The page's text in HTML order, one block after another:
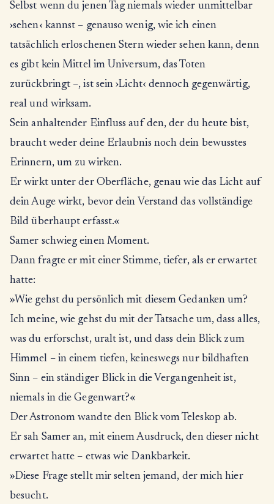
Selbst wenn du jenen Tag niemals wieder unmittelbar
›sehen‹ kannst – genauso wenig, wie ich einen
tatsächlich erloschenen Stern wieder sehen kann, denn
es gibt kein Mittel im Universum, das Toten
zurückbringt –, ist sein ›Licht‹ dennoch gegenwärtig,
real und wirksam.
Sein anhaltender Einfluss auf den, der du heute bist,
braucht weder deine Erlaubnis noch dein bewusstes
Erinnern, um zu wirken.
Er wirkt unter der Oberfläche, genau wie das Licht auf
dein Auge wirkt, bevor dein Verstand das vollständige
Bild überhaupt erfasst.«
Samer schwieg einen Moment.
Dann fragte er mit einer Stimme, tiefer, als er erwartet
hatte:
»Wie gehst du persönlich mit diesem Gedanken um?
Ich meine, wie gehst du mit der Tatsache um, dass alles,
was du erforschst, uralt ist, und dass dein Blick zum
Himmel – in einem tiefen, keineswegs nur bildhaften
Sinn – ein ständiger Blick in die Vergangenheit ist,
niemals in die Gegenwart?«
Der Astronom wandte den Blick vom Teleskop ab.
Er sah Samer an, mit einem Ausdruck, den dieser nicht
erwartet hatte – etwas wie Dankbarkeit.
»Diese Frage stellt mir selten jemand, der mich hier
besucht.